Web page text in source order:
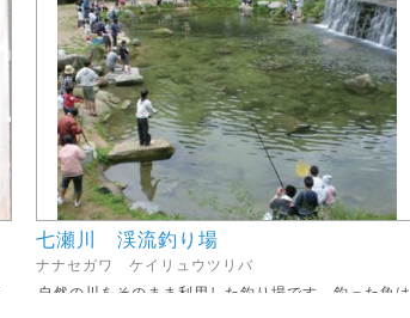
七瀬川 渓流釣り場
ナナセガワ ケイリュウツリバ
自然の川をそのまま利用した釣り場です。釣った魚は